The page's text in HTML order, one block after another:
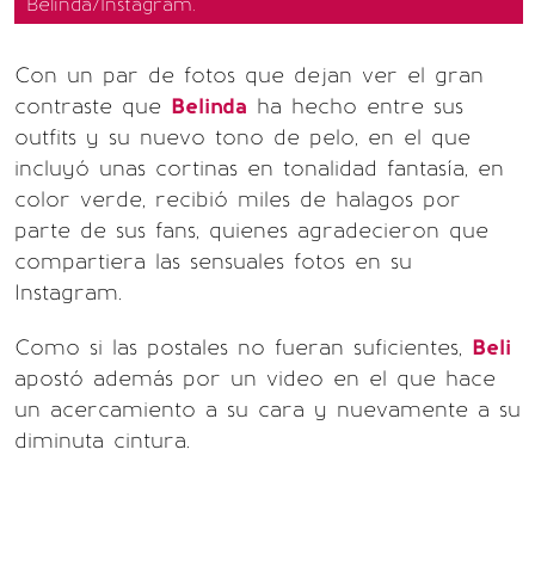
Con un par de fotos que dejan ver el gran
contraste que Belinda ha hecho entre sus
outfits y su nuevo tono de pelo, en el que
incluyó unas cortinas en tonalidad fantasía, en
color verde, recibió miles de halagos por
parte de sus fans, quienes agradecieron que
compartiera las sensuales fotos en su
Instagram.
Como si las postales no fueran suficientes, Beli
apostó además por un video en el que hace
un acercamiento a su cara y nuevamente a su
diminuta cintura.